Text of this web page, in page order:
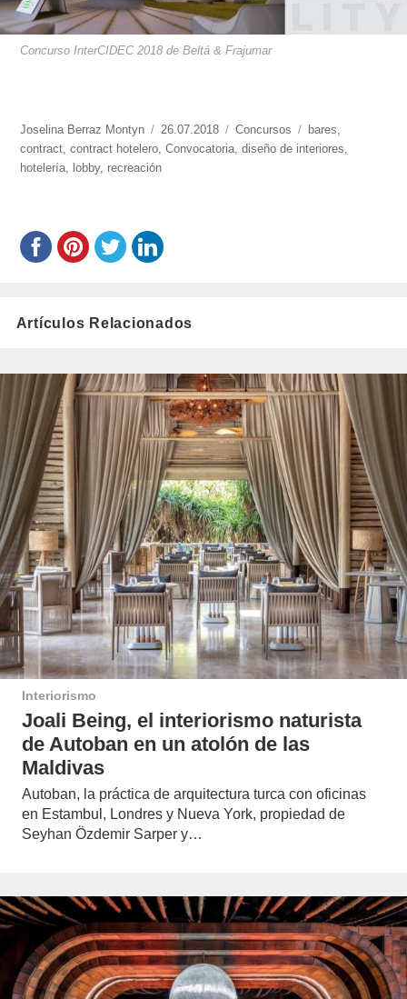
Concurso InterCIDEC 2018 de Beltá & Frajumar
https://www.experimenta.es/author/joselina-
berraz-
montyn/
Joselina Berraz Montyn
Publicado
el
26.07.2018 Categorías
Concursos Etiquetas
bares,
contract,contract hotelero,Convocatoria,diseño de interiores,
hotelería, lobby, recreación
Artículos Relacionados
Interiorismo
Joali Being, el interiorismo naturista
de Autoban en un atolón de las
Maldivas
Autoban, la práctica de arquitectura turca con oficinas
en Estambul, Londres y Nueva York, propiedad de
Seyhan Özdemir Sarper y…